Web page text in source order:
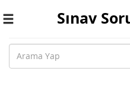
Toggle
Sınav